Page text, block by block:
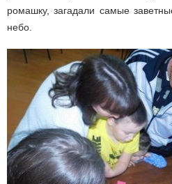
ромашку, загадали самые
небо.